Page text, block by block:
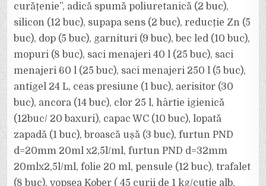
curățenie”, adică spumă poliuretanică (2 buc),
silicon (12 buc), supapa sens (2 buc), reducție Zn (5
buc), dop (5 buc), garnituri (9 buc), bec led (10 buc),
mopuri (8 buc), saci menajeri 40 l (25 buc), saci
menajeri 60 l (25 buc), saci menajeri 250 l (5 buc),
antigel 24 L, ceas presiune (1 buc), aerisitor (30
buc), ancora (14 buc), clor 25 l, hârtie igienică
(12buc/ 20 baxuri), capac WC (10 buc), lopată
zapadă (1 buc), broască ușă (3 buc), furtun PND
d=20mm 20ml x2,5l/ml, furtun PND d=32mm
20mlx2,5l/ml, folie 20 ml, pensule (12 buc), trafalet
(8 buc), vopsea Kober ( 45 curii de 1 kg/cutie alb,